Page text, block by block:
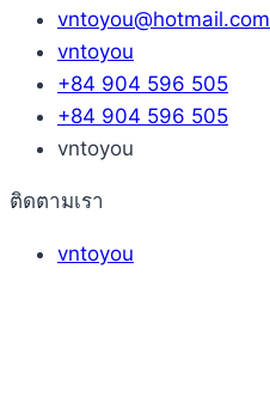
vntoyou@hotmail.com
vntoyou
+84 904 596 505
+84 904 596 505
vntoyou
ติดตามเรา
vntoyou